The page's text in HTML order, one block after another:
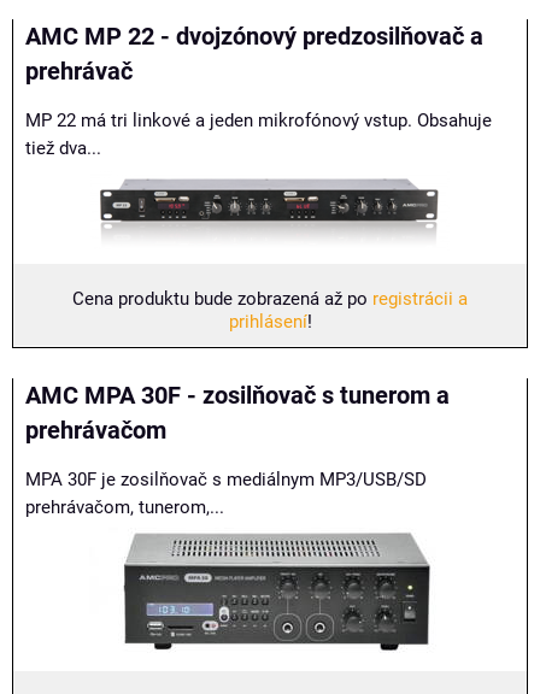
AMC MP 22 - dvojzónový predzosilňovač a
prehrávač
MP 22 má tri linkové a jeden mikrofónový vstup. Obsahuje
tiež dva...
Cena produktu bude zobrazená až po registrácii a
prihlásení!
AMC MPA 30F - zosilňovač s tunerom a
prehrávačom
MPA 30F je zosilňovač s mediálnym MP3/USB/SD
prehrávačom, tunerom,...